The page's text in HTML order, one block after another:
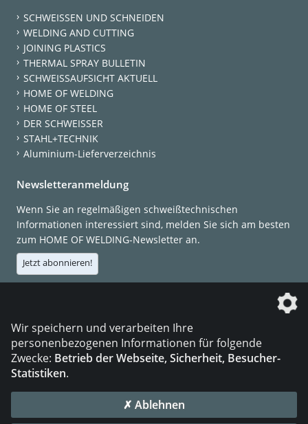
SCHWEISSEN UND SCHNEIDEN
WELDING AND CUTTING
JOINING PLASTICS
THERMAL SPRAY BULLETIN
SCHWEISSAUFSICHT AKTUELL
HOME OF WELDING
HOME OF STEEL
DER SCHWEISSER
STAHL+TECHNIK
Aluminium-Lieferverzeichnis
Newsletteranmeldung
Wenn Sie an regelmäßigen schweißtechnischen
Informationen interessiert sind, melden Sie sich am besten
zum HOME OF WELDING-Newsletter an.
Jetzt abonnieren!
Wir speichern und verarbeiten Ihre
personenbezogenen Informationen für folgende
Zwecke: Betrieb der Webseite, Sicherheit, Besucher-
Statistiken.
✗ Ablehnen